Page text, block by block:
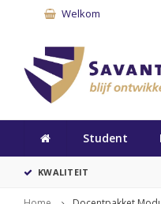
Welkom
Student
KWALITEIT